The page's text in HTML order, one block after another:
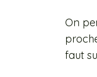
On
faut